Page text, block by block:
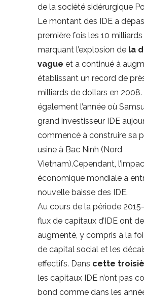
de la société sidérurgique
Le montant des IDE a
première fois les 10
marquant l’explosion de la
vague et a continué à
établissant un record de
milliards de dollars en 2008.
également l’année où
grand investisseur IDE
commencé à construire sa
usine à Bac Ninh (Nord
Vietnam).Cependant,
économique mondiale a
nouvelle baisse des IDE.
Au cours de la période
flux de capitaux d’IDE ont
augmenté, y compris à la
de capital social et les
effectifs. Dans cette
les capitaux IDE n’ont pas
bond comme dans les